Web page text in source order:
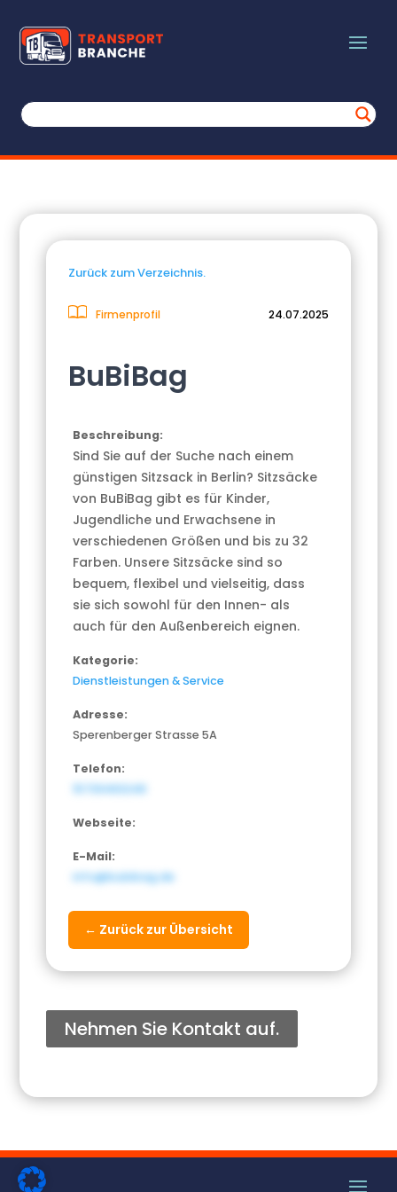
Zurück zum Verzeichnis.
Firmenprofil 24.07.2025
BuBiBag
Beschreibung:
Sind Sie auf der Suche nach einem
günstigen Sitzsack in Berlin? Sitzsäcke
von BuBiBag gibt es für Kinder,
Jugendliche und Erwachsene in
verschiedenen Größen und bis zu 32
Farben. Unsere Sitzsäcke sind so
bequem, flexibel und vielseitig, dass
sie sich sowohl für den Innen- als
auch für den Außenbereich eignen.
Kategorie:
Dienstleistungen & Service
Adresse:
Sperenberger Strasse 5A
Telefon:
15739463248
Webseite:
E-Mail:
info@bubibag.de
← Zurück zur Übersicht
Nehmen Sie Kontakt auf.